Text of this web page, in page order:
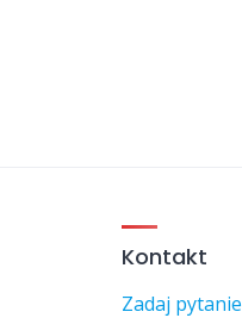
Kontakt
Zadaj pytanie